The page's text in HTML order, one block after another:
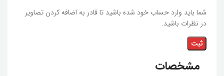
شما باید وارد حساب خود شده باشید تا قادر به اضافه کردن تصاویر
در نظرات باشید.
مشخصات